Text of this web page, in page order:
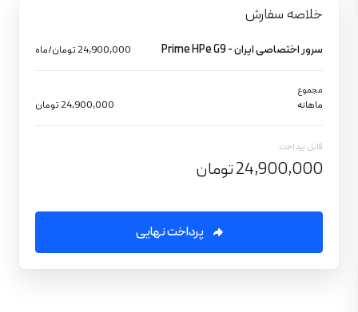
خلاصه سفارش
سرور اختصاصی ایران - Prime HPe G9 24,900,000 تومان/ماه
مجموع
ماهانه 24,900,000 تومان
قابل پرداخت
24,900,000 تومان
پرداخت نهایی